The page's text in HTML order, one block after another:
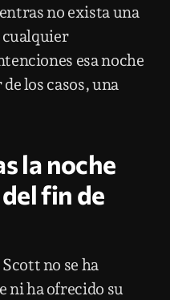
no exista una
cualquier
esa noche
los casos, una
la noche
fin de
no se ha
ni ha ofrecido su